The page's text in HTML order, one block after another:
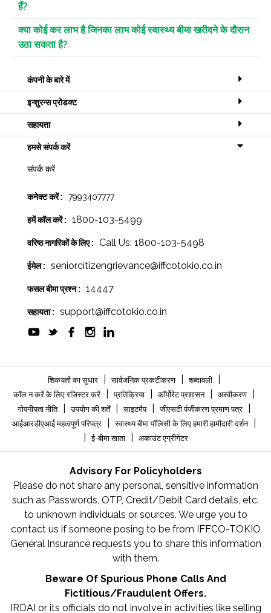
हैं?
क्या कोई कर लाभ है जिनका लाभ कोई स्वास्थ्य बीमा खरीदने के दौरान
उठा सकता है?
कंपनी के बारे में
इन्शुरन्स प्रोडक्ट
सहायता
हमसे संपर्क करें
संपर्क करें
कनेक्ट करें : 7993407777
हमें कॉल करें : 1800-103-5499
वरिष्ठ नागरिकों के लिए : Call Us: 1800-103-5498
ईमेल : seniorcitizengrievance@iffcotokio.co.in
फसल बीमा प्रश्न : 14447
सहायता : support@iffcotokio.co.in
शिकयतों का सुधार सार्वजनिक प्रकटीकरण शब्दावली
कॉल न करें के लिए रजिस्टर करें प्रतिक्रिया कॉर्पोरेट प्रशासन अस्वीकरण
गोपनीयता नीति उपयोग की शर्तें साइटमैप जीएसटी पंजीकरण प्रमाण पत्र
आईआरडीएआई महत्वपूर्ण परिपत्र स्वास्थ्य बीमा पॉलिसी के लिए हमारी हामीदारी दर्शन
ई-बीमा खाता अकाउंट एग्रीगेटर
Advisory For Policyholders
Please do not share any personal, sensitive information
such as Passwords, OTP, Credit/Debit Card details, etc.
to unknown individuals or sources. We urge you to
contact us if someone posing to be from IFFCO-TOKIO
General Insurance requests you to share this information
with them.
Beware Of Spurious Phone Calls And
Fictitious/Fraudulent Offers.
IRDAI or its officials do not involve in activities like selling